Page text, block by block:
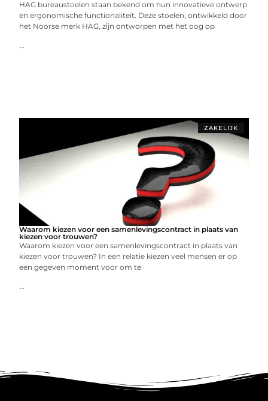
HAG bureaustoelen staan bekend om hun innovatieve ontwerp
en ergonomische functionaliteit. Deze stoelen, ontwikkeld door
het Noorse merk HAG, zijn ontworpen met het oog op
...
ZAKELIJK
Waarom kiezen voor een samenlevingscontract in plaats van
kiezen voor trouwen?
Waarom kiezen voor een samenlevingscontract in plaats van
kiezen voor trouwen? In een relatie kiezen veel mensen er op
een gegeven moment voor om te
...